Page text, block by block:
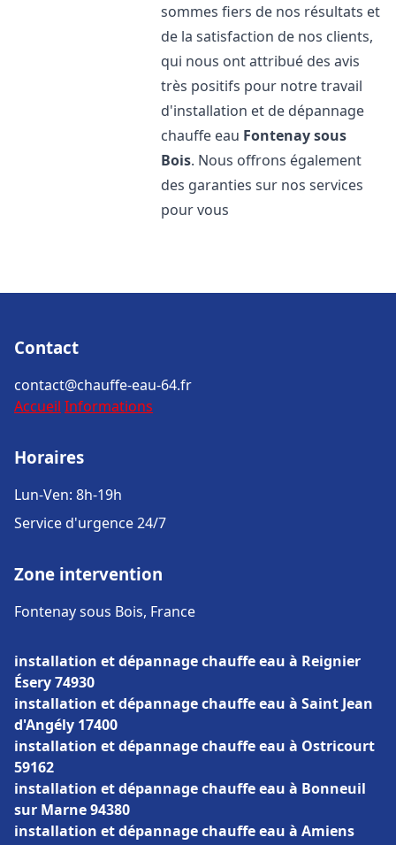
sommes fiers de nos résultats et
de la satisfaction de nos clients,
qui nous ont attribué des avis
très positifs pour notre travail
d'installation et de dépannage
chauffe eau Fontenay sous
Bois. Nous offrons également
des garanties sur nos services
pour vous
Contact
contact@chauffe-eau-64.fr
Accueil Informations
Horaires
Lun-Ven: 8h-19h
Service d'urgence 24/7
Zone intervention
Fontenay sous Bois, France
installation et dépannage chauffe eau à Reignier
Ésery 74930
installation et dépannage chauffe eau à Saint Jean
d'Angély 17400
installation et dépannage chauffe eau à Ostricourt
59162
installation et dépannage chauffe eau à Bonneuil
sur Marne 94380
installation et dépannage chauffe eau à Amiens